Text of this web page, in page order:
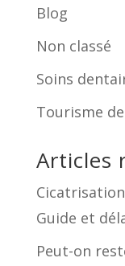
Blog
Non classé
Soins
Tourisme
Articles
Guide et
Peut-on